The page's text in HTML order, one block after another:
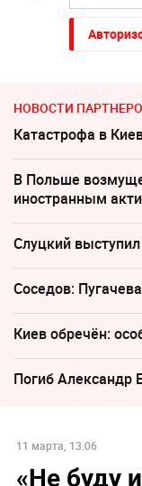
НОВОСТИ
Катастрофа в
В Польше
иностранным
Слуцкий
Соседов:
Киев обречён:
Погиб Александр
11 марта, 13:06
«Не буду